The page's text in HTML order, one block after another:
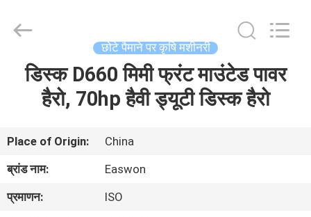
हमारे
बारे
Export
Reserved.
छोटे पैमाने पर कृषि मशीनरी
डिस्क D660 मिमी फ्रंट माउंटेड पावर
हैरो, 70hp हैवी ड्यूटी डिस्क हैरो
Place of Origin:
China
ब्रांड नाम:
Easwon
प्रमाणन:
ISO